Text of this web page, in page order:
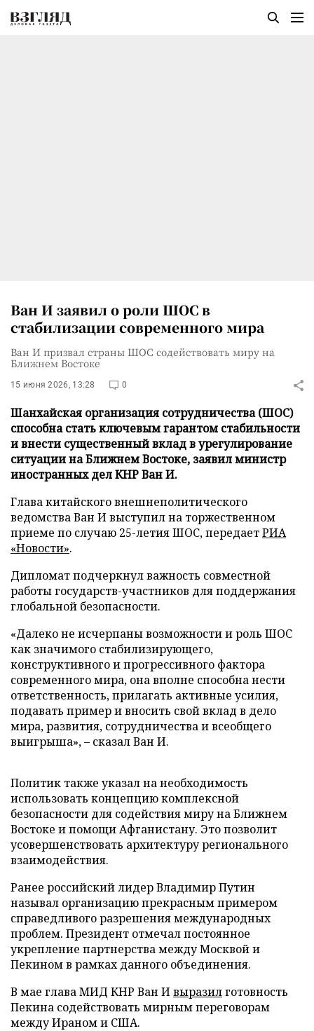
Ван И заявил о роли ШОС в
стабилизации современного мира
Ван И призвал страны ШОС содействовать миру на
Ближнем Востоке
15 июня 2026, 13:28 0
Шанхайская организация сотрудничества (ШОС)
способна стать ключевым гарантом стабильности
и внести существенный вклад в урегулирование
ситуации на Ближнем Востоке, заявил министр
иностранных дел КНР Ван И.
Глава китайского внешнеполитического
ведомства Ван И выступил на торжественном
приеме по случаю 25-летия ШОС, передаетРИА
«Новости».
Дипломат подчеркнул важность совместной
работы государств-участников для поддержания
глобальной безопасности.
«Далеко не исчерпаны возможности и роль ШОС
как значимого стабилизирующего,
конструктивного и прогрессивного фактора
современного мира, она вполне способна нести
ответственность, прилагать активные усилия,
подавать пример и вносить свой вклад в дело
мира, развития, сотрудничества и всеобщего
выигрыша», – сказал Ван И.
Политик также указал на необходимость
использовать концепцию комплексной
безопасности для содействия миру на Ближнем
Востоке и помощи Афганистану. Это позволит
усовершенствовать архитектуру регионального
взаимодействия.
Ранее российский лидер Владимир Путин
называл организацию прекрасным примером
справедливого разрешения международных
проблем. Президент отмечал постоянное
укрепление партнерства между Москвой и
Пекином в рамках данного объединения.
В мае глава МИД КНР Ван Ивыразилготовность
Пекина содействовать мирным переговорам
между Ираном и США.